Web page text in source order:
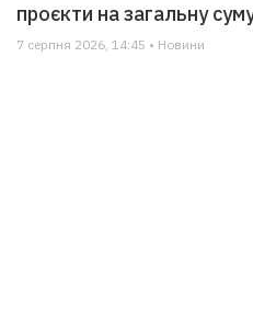
проєкти на загальну
7 серпня 2026, 14:45 • Новини